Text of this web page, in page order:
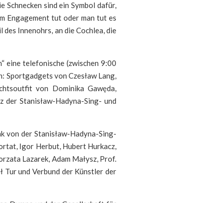
sind ein Symbol dafür,
Engagement tut oder man tut es
Innenohrs, an die Cochlea, die
eine telefonische (zwischen 9:00
Sportgadgets von Czesław Lang,
von Dominika Gawęda,
Stanisław-Hadyna-Sing- und
von der Stanisław-Hadyna-Sing-
Igor Herbut, Hubert Hurkacz,
Lazarek, Adam Małysz, Prof.
Tur und Verbund der Künstler der